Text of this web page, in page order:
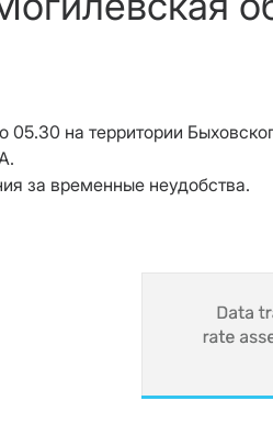
05.30 на территории
за временные неудобства.